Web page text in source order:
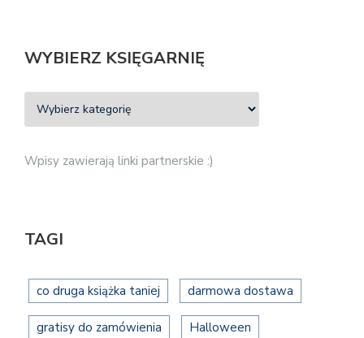
WYBIERZ KSIĘGARNIĘ
Wpisy zawierają linki partnerskie :)
TAGI
co druga książka taniej darmowa dostawa
gratisy do zamówienia Halloween